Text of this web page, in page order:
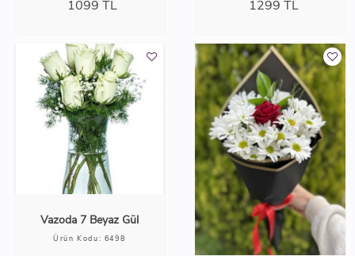
1099 TL 1299 TL
Vazoda 7 Beyaz Gül
Ürün Kodu: 6498